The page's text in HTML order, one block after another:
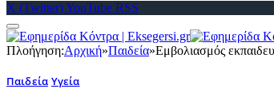
X (Twitter)YouTube RSS
Πλοήγηση:Αρχική»Παιδεία»Εμβολιασμός
Παιδεία Υγεία